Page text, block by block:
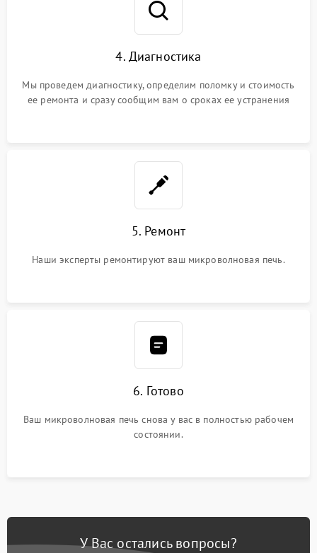
4. Диагностика
Мы проведем диагностику, определим поломку и стоимость
ее ремонта и сразу сообщим вам о сроках ее устранения
5. Ремонт
Наши эксперты ремонтируют ваш микроволновая печь.
6. Готово
Ваш микроволновая печь снова у вас в полностью рабочем
состоянии.
У Вас остались вопросы?